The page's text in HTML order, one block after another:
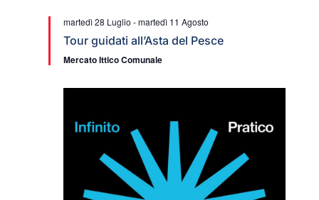
martedì 28 Luglio -martedì 11 Agosto
Tour guidati all’Asta del Pesce
Mercato Ittico Comunale